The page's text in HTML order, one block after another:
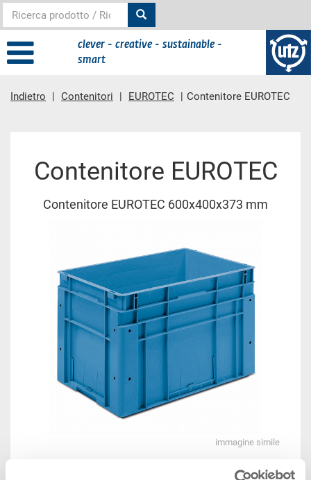
clever - creative - sustainable -
smart
Indietro Contenitori EUROTEC Contenitore EUROTEC
Contenitore EUROTEC
Contenitore EUROTEC 600x400x373 mm
immagine simile